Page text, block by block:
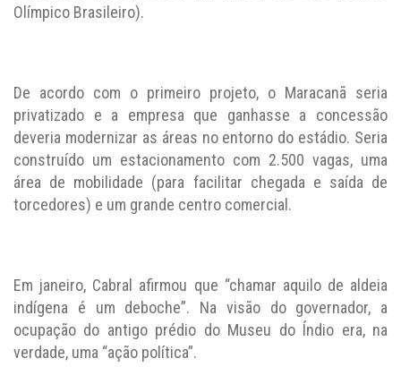
Olímpico Brasileiro).
De acordo com o primeiro projeto, o Maracanã seria
privatizado e a empresa que ganhasse a concessão
deveria modernizar as áreas no entorno do estádio. Seria
construído um estacionamento com 2.500 vagas, uma
área de mobilidade (para facilitar chegada e saída de
torcedores) e um grande centro comercial.
Em janeiro, Cabral afirmou que “chamar aquilo de aldeia
indígena é um deboche”. Na visão do governador, a
ocupação do antigo prédio do Museu do Índio era, na
verdade, uma “ação política”.